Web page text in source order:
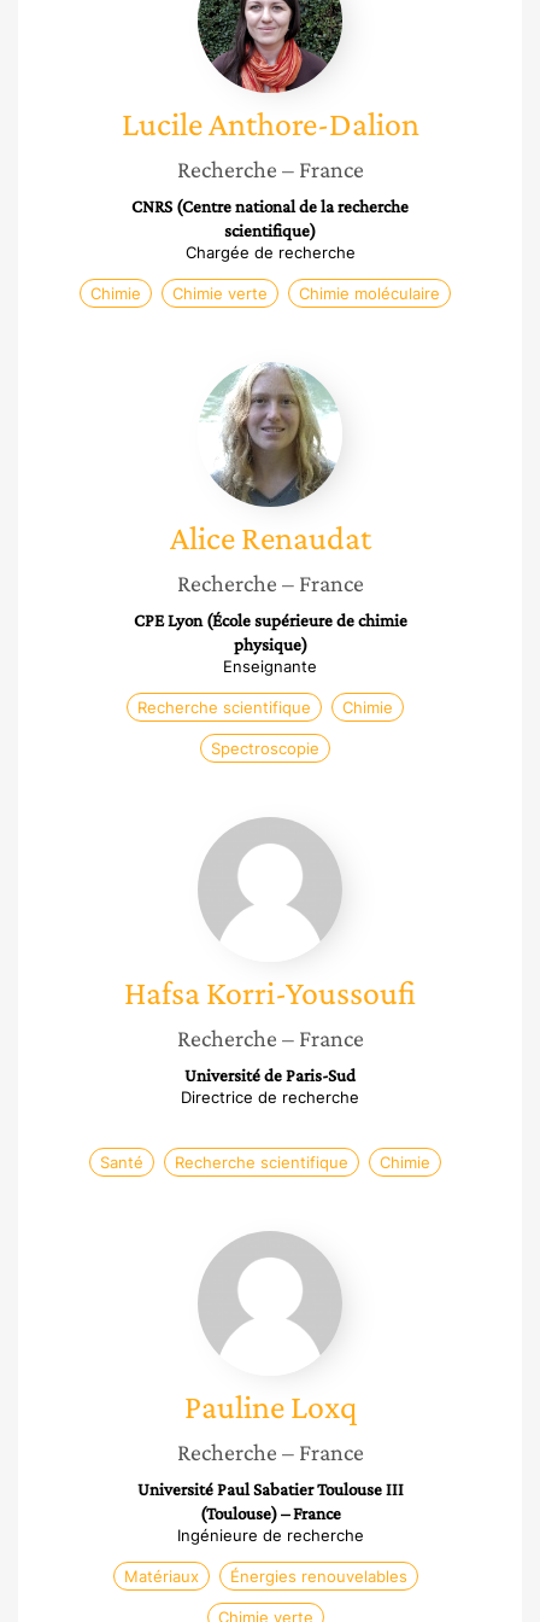
Dalion
LucileAnthore-Dalion
Recherche – France
CNRS (Centre national de la recherche
scientifique)
Chargée de recherche
Chimie Chimie verte Chimie moléculaire
Alice
Renaudat
Alice Renaudat
Recherche – France
CPE Lyon (École supérieure de chimie
physique)
Enseignante
Recherche scientifique Chimie
Spectroscopie
Hafsa
Korri-
Youssoufi
HafsaKorri-Youssoufi
Recherche – France
Université de Paris-Sud
Directrice de recherche
Santé Recherche scientifique Chimie
Pauline
Loxq
Pauline Loxq
Recherche – France
Université Paul Sabatier Toulouse III
(Toulouse) – France
Ingénieure de recherche
Matériaux Énergies renouvelables
Chimie verte